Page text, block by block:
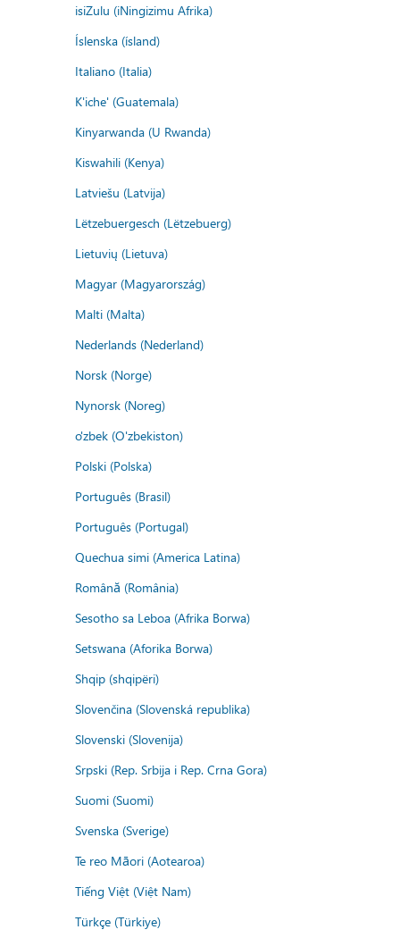
isiZulu (iNingizimu Afrika)
Íslenska (ísland)
Italiano (Italia)
K'iche' (Guatemala)
Kinyarwanda (U Rwanda)
Kiswahili (Kenya)
Latviešu (Latvija)
Lëtzebuergesch (Lëtzebuerg)
Lietuvių (Lietuva)
Magyar (Magyarország)
Malti (Malta)
Nederlands (Nederland)
Norsk (Norge)
Nynorsk (Noreg)
o'zbek (O'zbekiston)
Polski (Polska)
Português (Brasil)
Português (Portugal)
Quechua simi (America Latina)
Română (România)
Sesotho sa Leboa (Afrika Borwa)
Setswana (Aforika Borwa)
Shqip (shqipëri)
Slovenčina (Slovenská republika)
Slovenski (Slovenija)
Srpski (Rep. Srbija i Rep. Crna Gora)
Suomi (Suomi)
Svenska (Sverige)
Te reo Māori (Aotearoa)
Tiếng Việt (Việt Nam)
Türkçe (Türkiye)